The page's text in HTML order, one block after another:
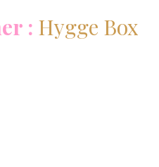
: Hygge Box